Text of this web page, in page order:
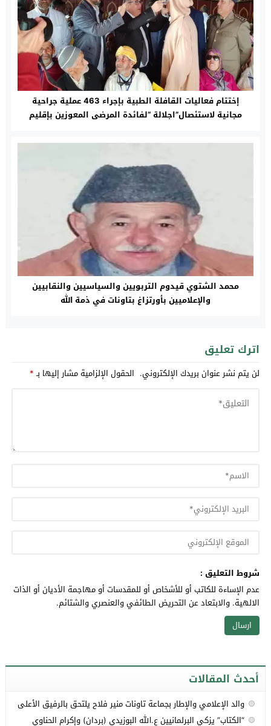
إختتام فعاليات القافلة الطبية بإجراء 463 عملية جراحية
مجانية لاستئصال”اجلالة “لفائدة المرضى المعوزين بإقليم
محمد الشتوي قيدوم التربويين والسياسيين والنقابيين
والإعلاميين بأورتزاغ بتاونات في ذمة الله
اترك تعليق
لن يتم نشر عنوان بريدك الإلكتروني. الحقول الإلزامية مشار إليها بـ*
شروط التعليق :
عدم الإساءة للكاتب أو للأشخاص أو للمقدسات أو مهاجمة الأديان أو الذات
الالهية. والابتعاد عن التحريض الطائفي والعنصري والشتائم.
أحدث المقالات
والد الإعلامي والإطار بجماعة تاونات منير فلاح يلتحق بالرفيق الأعلى
“الكتاب” يزكي البرلمانيين ع.الله البوزيدي (بردان) وإكرام الحناوي